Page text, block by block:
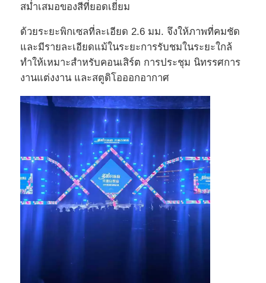
บ้าน
สินค้า
วิดีโอ
สม่ำเสมอของสีที่ยอดเยี่ยม
ด้วยระยะพิกเซลที่ละเอียด 2.6 มม. จึงให้ภาพที่คมชัด
และมีรายละเอียดแม้ในระยะการรับชมในระยะใกล้
ทำให้เหมาะสำหรับคอนเสิร์ต การประชุม นิทรรศการ
งานแต่งงาน และสตูดิโอออกอากาศ